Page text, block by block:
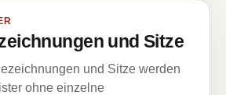
und Sitze
und Sitze werden
ohne einzelne